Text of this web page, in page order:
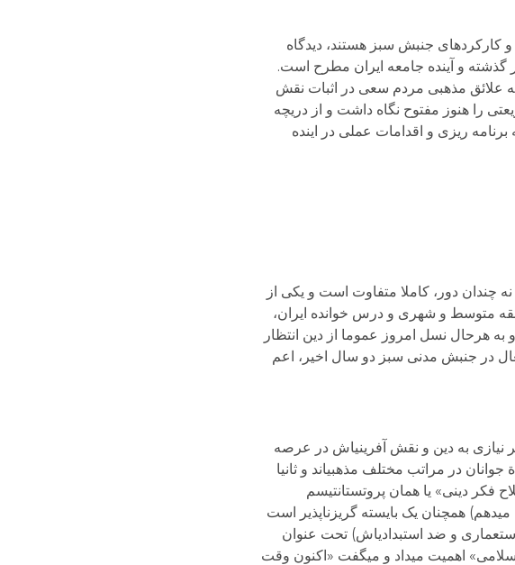
کارکردهای جنبش سبز هستند، دیدگاه
و آینده جامعه ایران مطرح است.
به علائق مذهبی مردم سعی در اثبات نقش
را هنوز مفتوح نگاه داشت و از دریچه
ریزی و اقدامات عملی در اینده
چندان دور، کاملا متفاوت است و یکی از
متوسط و شهری و درس خوانده ایران،
هرحال نسل امروز عموما از دین انتظار
در جنبش مدنی سبز دو سال اخیر، اعم
نیازی به دین و نقش آفرینی­اش در عرصه
در مراتب مختلف مذهبی­اند و ثانیا
فکر دینی» یا همان پروتستانتیسم
همچنان یک بایسته گریزناپذیر است
و ضد استبدادی­اش) تحت عنوان
اهمیت می­داد و می­گفت «اکنون وقت